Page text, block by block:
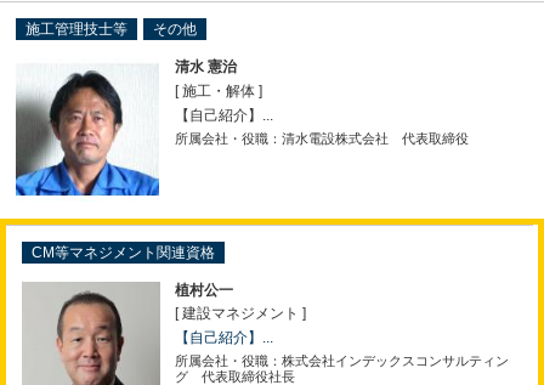
施工管理技士等 その他
清水 憲治
[ 施工・解体 ]
【自己紹介】...
所属会社・役職：清水電設株式会社 代表取締役
CM等マネジメント関連資格
植村公一
[ 建設マネジメント ]
【自己紹介】...
所属会社・役職：株式会社インデックスコンサルティン
グ 代表取締役社長